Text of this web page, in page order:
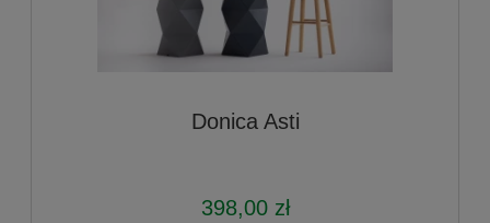
Donica Asti
398,00 zł